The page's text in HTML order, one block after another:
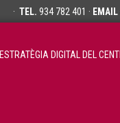
· TEL. 934 782 401 · EMAIL
ESTRATÈGIA DIGITAL DEL